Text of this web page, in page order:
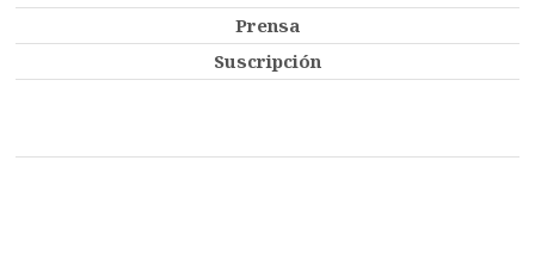
Prensa
Suscripción